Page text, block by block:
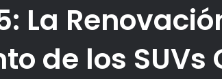
La
de los SUVs